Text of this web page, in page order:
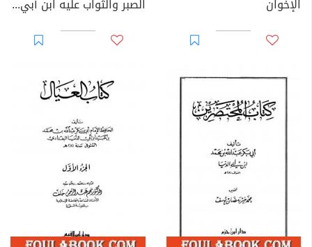
الإخوان الصبر والثواب عليه ابن أبي الدنيا